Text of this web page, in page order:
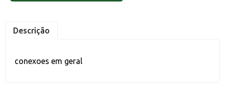
Descrição
conexoes em geral